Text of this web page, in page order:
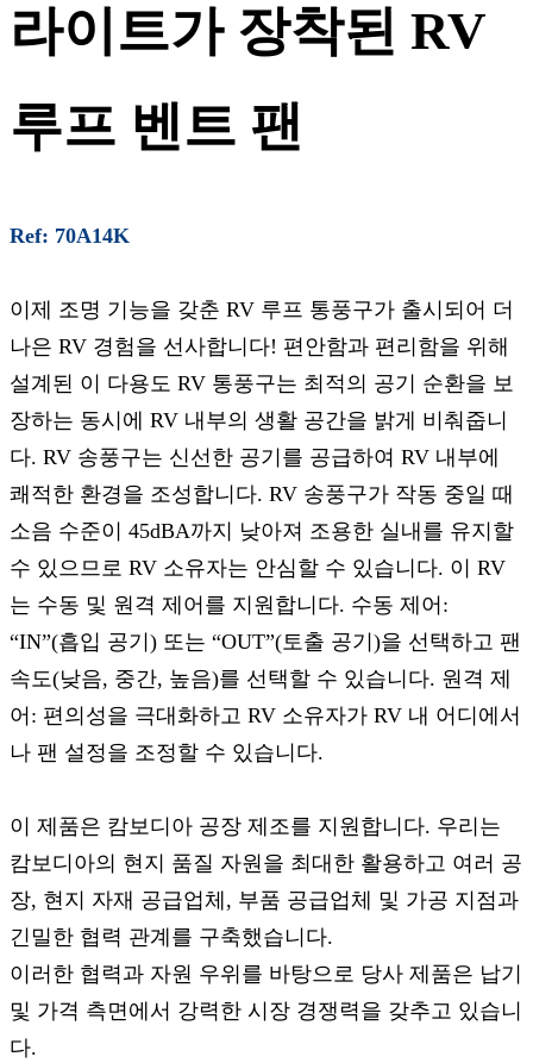
라이트가 장착된 RV
루프 벤트 팬
Ref: 70A14K
이제 조명 기능을 갖춘 RV 루프 통풍구가 출시되어 더
나은 RV 경험을 선사합니다! 편안함과 편리함을 위해
설계된 이 다용도 RV 통풍구는 최적의 공기 순환을 보
장하는 동시에 RV 내부의 생활 공간을 밝게 비춰줍니
다. RV 송풍구는 신선한 공기를 공급하여 RV 내부에
쾌적한 환경을 조성합니다. RV 송풍구가 작동 중일 때
소음 수준이 45dBA까지 낮아져 조용한 실내를 유지할
수 있으므로 RV 소유자는 안심할 수 있습니다. 이 RV
는 수동 및 원격 제어를 지원합니다. 수동 제어:
“IN”(흡입 공기) 또는 “OUT”(토출 공기)을 선택하고 팬
속도(낮음, 중간, 높음)를 선택할 수 있습니다. 원격 제
어: 편의성을 극대화하고 RV 소유자가 RV 내 어디에서
나 팬 설정을 조정할 수 있습니다.
이 제품은 캄보디아 공장 제조를 지원합니다. 우리는
캄보디아의 현지 품질 자원을 최대한 활용하고 여러 공
장, 현지 자재 공급업체, 부품 공급업체 및 가공 지점과
긴밀한 협력 관계를 구축했습니다.
이러한 협력과 자원 우위를 바탕으로 당사 제품은 납기
및 가격 측면에서 강력한 시장 경쟁력을 갖추고 있습니
다.